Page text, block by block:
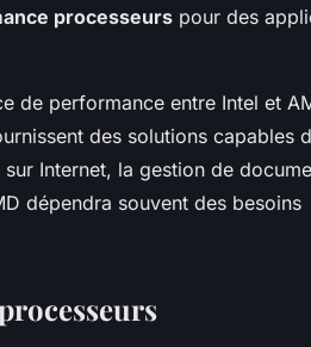
processeurs pour des
de performance entre Intel et
des solutions capables
Internet, la gestion de
dépendra souvent des besoins